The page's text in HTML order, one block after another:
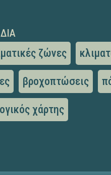
ζώνες
βροχοπτώσεις
χάρτης